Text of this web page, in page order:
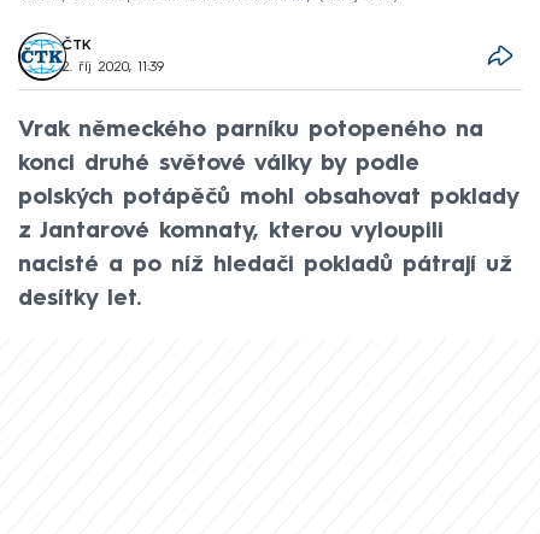
ČTK
2. říj 2020, 11:39
Vrak německého parníku potopeného na
konci druhé světové války by podle
polských potápěčů mohl obsahovat poklady
z Jantarové komnaty, kterou vyloupili
nacisté a po níž hledači pokladů pátrají už
desítky let.